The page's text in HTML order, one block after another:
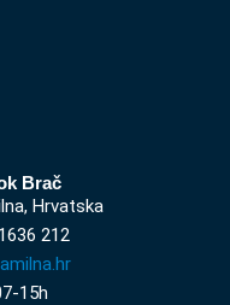
Brač
Hrvatska
212
15h